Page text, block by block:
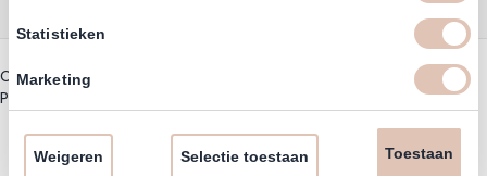
Statistieken
Marketing
Toestaan
Selectie toestaan
Weigeren
Account
Uitzonderingen acties
Annuleren
Bezorgen
Retourneren
Omruilen
Assortiment
Nieuwsbrief & Kortingscode
Account informatie
Copyright © 2003 - 2026 - Haarshoppro.nl
Privacy beleid